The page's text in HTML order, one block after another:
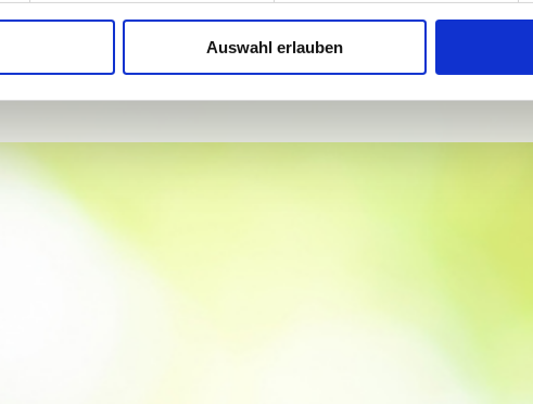
Auswahl erlauben
hier ein paar
Presse